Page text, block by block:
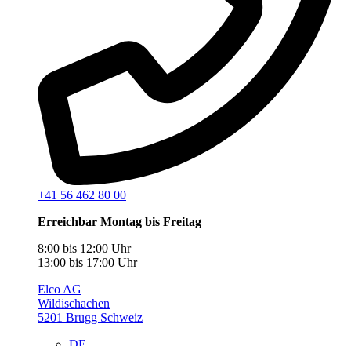
+41 56 462 80 00
Erreichbar Montag bis Freitag
8:00 bis 12:00 Uhr
13:00 bis 17:00 Uhr
Elco AG
Wildischachen
5201 Brugg Schweiz